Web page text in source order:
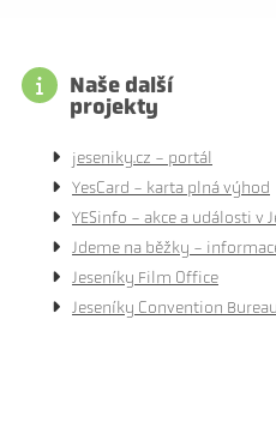
Naše další
projekty
jeseniky.cz - portál
YesCard - karta plná výhod
YESinfo - akce a události v
Jdeme na běžky -
Jeseníky Film Office
Jeseníky Convention Bureau